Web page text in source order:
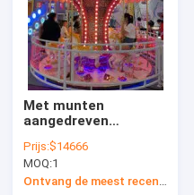
Met munten
aangedreven
Dynamische muziek
en vrolijke liederen
voor kinderen
Prijs:$14666
MOQ:1